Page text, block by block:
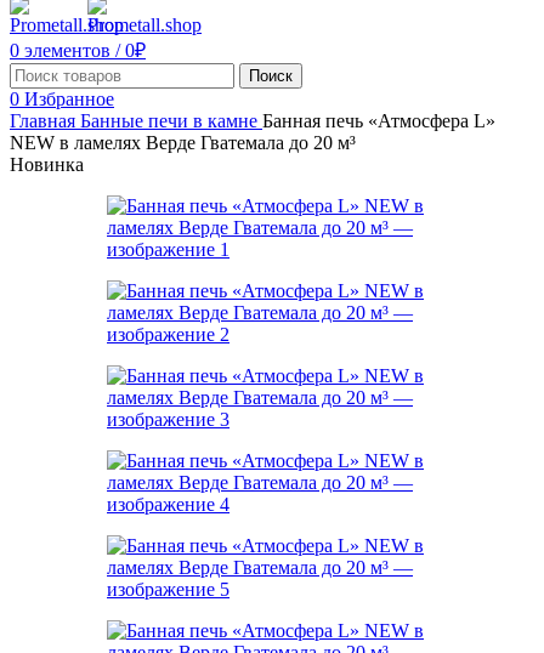
0 элементов / 0₽
Поиск
0 Избранное
Главная Банные печи в камне Банная печь «Атмосфера L»
NEW в ламелях Верде Гватемала до 20 м³
Новинка